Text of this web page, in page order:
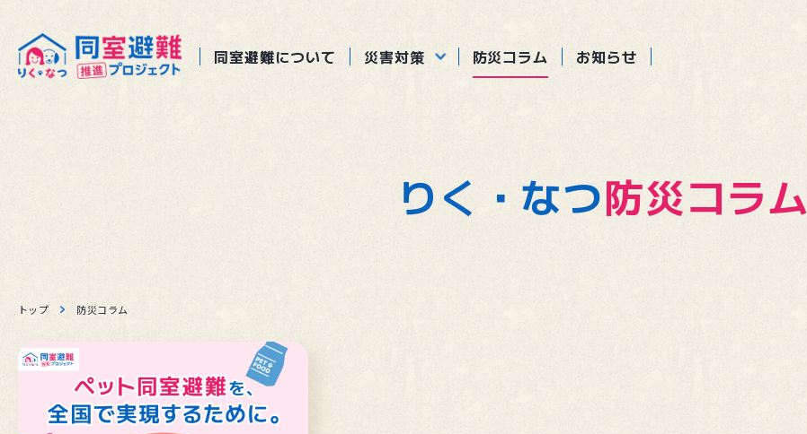
同室避難について 災害対策
ペットと避難
防災コラム お知らせ
ペットと避難
りく・なつ防災コラム
トップ 防災コラム